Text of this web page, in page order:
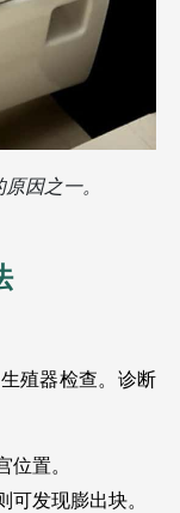
因之一。
殖器检查。诊断
位置。
可发现膨出块。